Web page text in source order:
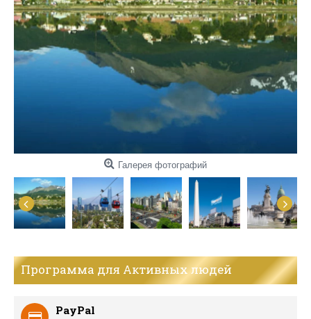
Галерея фотографий
Программа для Активных людей
PayPal